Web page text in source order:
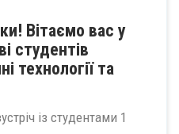
Вітаємо вас у
студентів
технології та
із студентами 1